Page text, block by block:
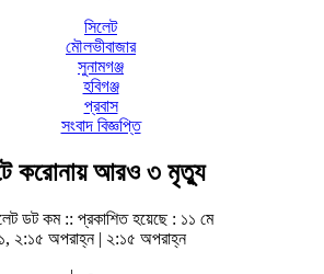
সিলেট
মৌলভীবাজার
সুনামগঞ্জ
হবিগঞ্জ
প্রবাস
সংবাদ বিজ্ঞপ্তি
করোনায় আরও ৩ মৃত্যু
ডট কম :: প্রকাশিত হয়েছে : ১১ মে
২:১৫ অপরাহ্ন | ২:১৫ অপরাহ্ন